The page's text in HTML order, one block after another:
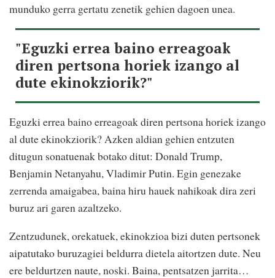
munduko gerra gertatu zenetik gehien dagoen unea.
"Eguzki errea baino erreagoak
diren pertsona horiek izango al
dute ekinokziorik?"
Eguzki errea baino erreagoak diren pertsona horiek izango
al dute ekinokziorik? Azken aldian gehien entzuten
ditugun sonatuenak botako ditut: Donald Trump,
Benjamin Netanyahu, Vladimir Putin. Egin genezake
zerrenda amaigabea, baina hiru hauek nahikoak dira zeri
buruz ari garen azaltzeko.
Zentzudunek, orekatuek, ekinokzioa bizi duten pertsonek
aipatutako buruzagiei beldurra dietela aitortzen dute. Neu
ere beldurtzen naute, noski. Baina, pentsatzen jarrita…